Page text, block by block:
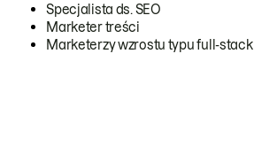
Specjalista ds. SEO
Marketer treści
Marketerzy wzrostu typu full-stack